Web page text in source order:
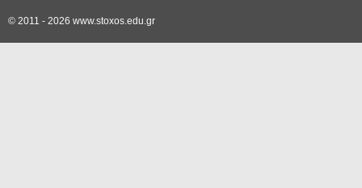
© 2011 - 2026 www.stoxos.edu.gr